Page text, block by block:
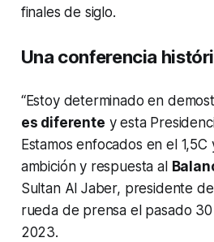
finales de siglo.
Una conferencia
“Estoy determinado en
es diferente y esta
Estamos enfocados en el
ambición y respuesta al
Sultan Al Jaber, presidente
rueda de prensa el pasado
2023.